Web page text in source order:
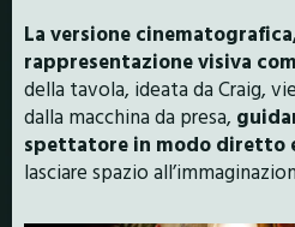
La versione
rappresentazione visiva
della tavola, ideata da Craig,
dalla macchina da presa,
spettatore in modo diretto
lasciare spazio